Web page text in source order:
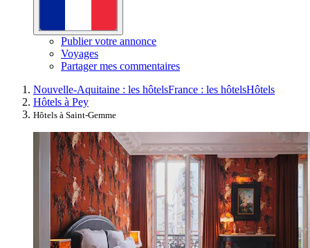
Publier votre annonce
Voyages
Partager mes commentaires
Nouvelle-Aquitaine : les hôtelsFrance : les hôtelsHôtels
Hôtels à Pey
Hôtels à Saint-Gemme